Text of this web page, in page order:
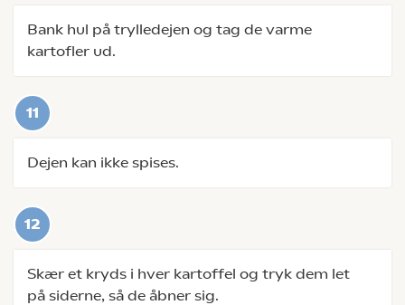
Bank hul på trylledejen og tag de varme
kartofler ud.
Dejen kan ikke spises.
Skær et kryds i hver kartoffel og tryk dem let
på siderne, så de åbner sig.